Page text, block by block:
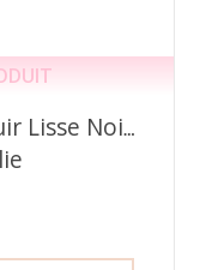
Lisse Noir,